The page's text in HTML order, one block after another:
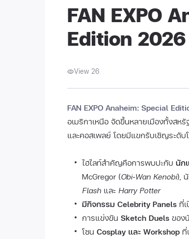
FAN EXPO
Edition 2026
View 26
FAN EXPO Anaheim: Special
อเมริกาเหนือ จัดขึ้นหลายเมืองทั้งสห
และคอสเพลย์ โดยมีแขกรับเชิญระดั
ไฮไลท์สำคัญคือการพบปะกับ นัก
McGregor (Obi‑Wan Kenobi),
Flash และ Harry Potter
มีกิจกรรม Celebrity Panels ที่
การแข่งขัน Sketch Duels ของ
โซน Cosplay และ Workshop ที่